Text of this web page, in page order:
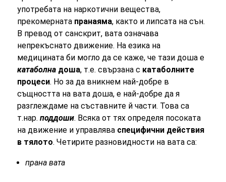
употребата на наркотични вещества,
прекомерната пранаяма, както и липсата на сън.
В превод от санскрит, вата означава
непрекъснато движение. На езика на
медицината би могло да се каже, че тази доша е
катаболна доша, т.е. свързана с катаболните
процеси. Но за да вникнем най-добре в
същността на вата доша, е най-добре да я
разглеждаме на съставните й части. Това са
т.нар.поддоши. Всяка от тях определя посоката
на движение и управлява специфични действия
в тялото. Четирите разновидности на вата са:
прана вата